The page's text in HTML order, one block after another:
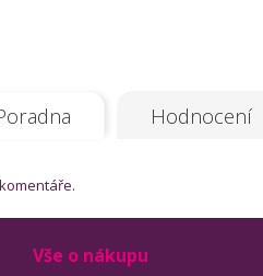
Hodnocení
Vše o nákupu